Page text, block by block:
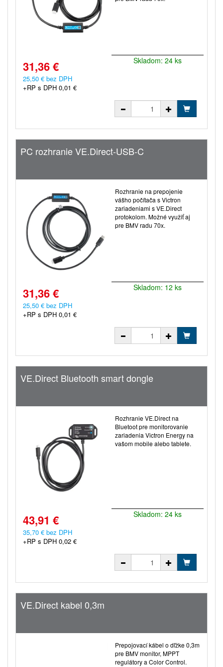
31,36 €
25,50 € bez DPH
+RP s DPH 0,01 €
Skladom: 24 ks
PC rozhranie VE.Direct-USB-C
Rozhranie na prepojenie
vášho počítača s Victron
zariadeniami s VE.Direct
protokolom. Možné využiť aj
pre BMV radu 70x.
31,36 €
25,50 € bez DPH
+RP s DPH 0,01 €
Skladom: 12 ks
VE.Direct Bluetooth smart dongle
Rozhranie VE.Direct na
Bluetoot pre monitorovanie
zariadenia Victron Energy na
vašom mobile alebo tablete.
43,91 €
35,70 € bez DPH
+RP s DPH 0,02 €
Skladom: 24 ks
VE.Direct kabel 0,3m
Prepojovací kábel o dľžke 0,3m
pre BMV monitor, MPPT
regulátory a Color Control.